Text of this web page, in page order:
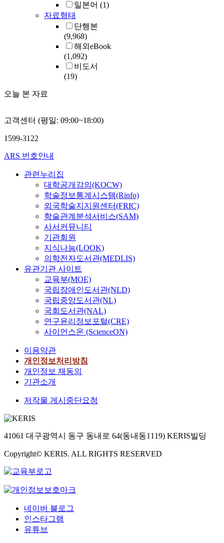
일본어 (1)
자료형태
단행본
(9,968)
해외eBook
(1,092)
비도서
(19)
오늘 본 자료
고객센터 (평일: 09:00~18:00)
1599-3122
ARS 번호안내
관련누리집
대학공개강의(KOCW)
학술정보통계시스템(Rinfo)
외국학술지지원센터(FRIC)
학술관계분석서비스(SAM)
사서커뮤니티
기관회원
지식나눔(LOOK)
의학전자도서관(MEDLIS)
유관기관 사이트
교육부(MOE)
국립장애인도서관(NLD)
국립중앙도서관(NL)
국회도서관(NAL)
연구윤리정보포털(CRE)
사이언스온 (ScienceON)
이용약관
개인정보처리방침
개인정보 재동의
기관소개
저작물 게시중단요청
41061 대구광역시 동구 동내로 64(동내동1119) KERIS빌딩
Copyright© KERIS. ALL RIGHTS RESERVED
네이버 블로그
인스타그램
유튜브